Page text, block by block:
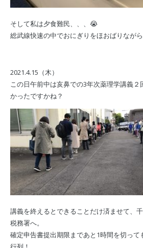
そして私は夕食難民、、、😭
総武線快速の中でおにぎりをほおばりなが
2021.4.15（木）
この日午前中は亥鼻での3年次薬理学講義２
かったですかね？
講義を終えるとできることだけ済ませて、
税務署へ。
確定申告書提出期限まであと1時間を切って